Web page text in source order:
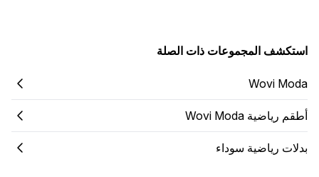
استكشف المجموعات ذات الصلة
Wovi Moda
أطقم رياضية Wovi Moda
بدلات رياضية سوداء